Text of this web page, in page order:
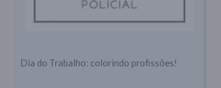
Dia do Trabalho: colorindo profissões!